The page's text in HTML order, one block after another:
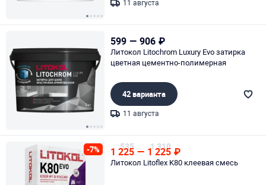
11 августа
599 — 906 ₽
Литокол Litochrom Luxury Evo затирка
цветная цементно-полимерная
42 варианта
11 августа
-7% 535
1 225 — 1 310
1 225 ₽
Литокол Litoflex K80 клеевая смесь